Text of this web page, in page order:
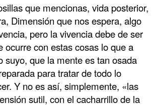
que mencionas, vida posterior,
Dimensión que nos espera, algo
pero la vivencia debe de ser
ocurre con estas cosas lo que a
suyo, que la mente es tan osada
para tratar de todo lo
Y no es así, simplemente, «las
sutil, con el cacharrillo de la